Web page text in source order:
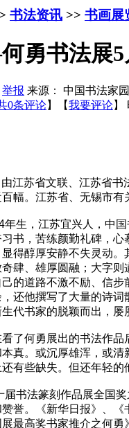
书法资讯 >> 书画展
勇书法展5
举报 来源： 中国书法家
0条评论】【我要评论】
苏省文联、江苏省书
幅。江苏省、无锡市
，江苏宜兴人，中国
书，苦练颜勤礼碑，
得醇厚安静不失灵动
肆、雄厚圆融；大字
的道路不激不励、信步
还他撰写了大量的诗
代书家的脱颖而出，屡
何勇展出的书法作品
真。或沉厚雄浑，或
有些缺失。但还年轻
法篆刻作品展全国奖
誉。《新华日报》、
最高奖书家推介之何勇